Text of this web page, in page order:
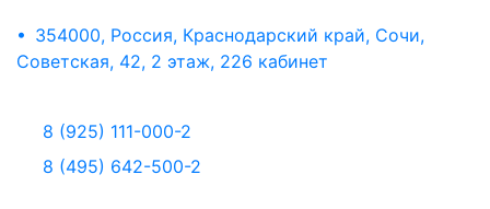
• 354000, Россия, Краснодарский край, Сочи,
Советская, 42, 2 этаж, 226 кабинет
8 (925) 111-000-2
8 (495) 642-500-2